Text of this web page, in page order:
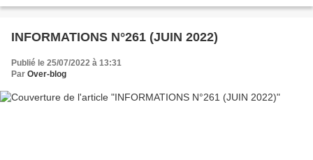
INFORMATIONS N°261 (JUIN 2022)
Publié le 25/07/2022 à 13:31
Par Over-blog